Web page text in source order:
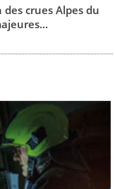
crues Alpes du